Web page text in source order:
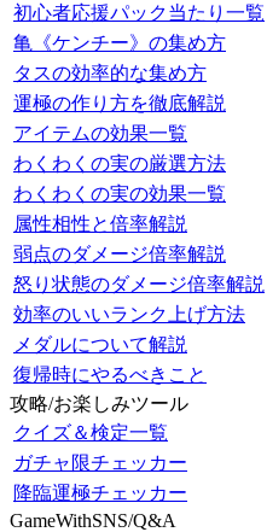
初心者応援パック当たり一覧
亀《ケンチー》の集め方
タスの効率的な集め方
運極の作り方を徹底解説
アイテムの効果一覧
わくわくの実の厳選方法
わくわくの実の効果一覧
属性相性と倍率解説
弱点のダメージ倍率解説
怒り状態のダメージ倍率解説
効率のいいランク上げ方法
メダルについて解説
復帰時にやるべきこと
攻略/お楽しみツール
クイズ＆検定一覧
ガチャ限チェッカー
降臨運極チェッカー
GameWithSNS/Q&A